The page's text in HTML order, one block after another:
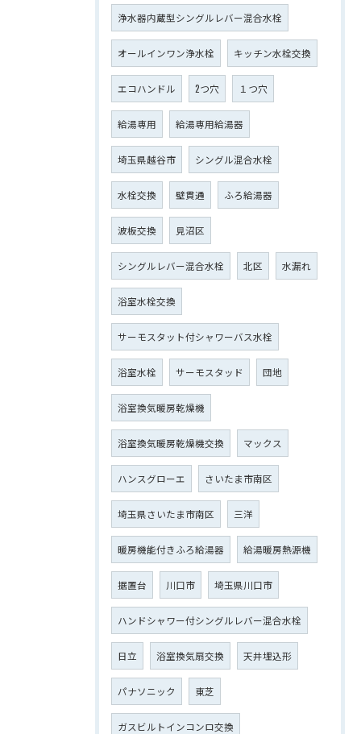
浄水器内蔵型シングルレバー混合水栓
オールインワン浄水栓 キッチン水栓交換
エコハンドル 2つ穴 １つ穴
給湯専用 給湯専用給湯器
埼玉県越谷市 シングル混合水栓
水栓交換 壁貫通 ふろ給湯器
波板交換 見沼区
シングルレバー混合水栓 北区 水漏れ
浴室水栓交換
サーモスタット付シャワーバス水栓
浴室水栓 サーモスタッド 団地
浴室換気暖房乾燥機
浴室換気暖房乾燥機交換 マックス
ハンスグローエ さいたま市南区
埼玉県さいたま市南区 三洋
暖房機能付きふろ給湯器 給湯暖房熱源機
据置台 川口市 埼玉県川口市
ハンドシャワー付シングルレバー混合水栓
日立 浴室換気扇交換 天井埋込形
パナソニック 東芝
ガスビルトインコンロ交換